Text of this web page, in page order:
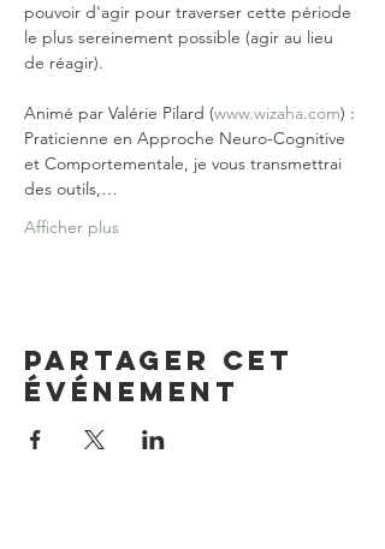
pouvoir d'agir pour traverser cette période
le plus sereinement possible (agir au lieu
de réagir).
Animé par Valérie Pilard (www.wizaha.com) :
Praticienne en Approche Neuro-Cognitive
et Comportementale, je vous transmettrai
des outils,…
Afficher plus
Partager cet
événement